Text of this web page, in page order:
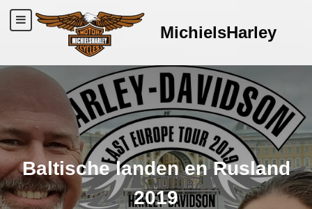
MichielsHarley
Baltische landen en Rusland
2019